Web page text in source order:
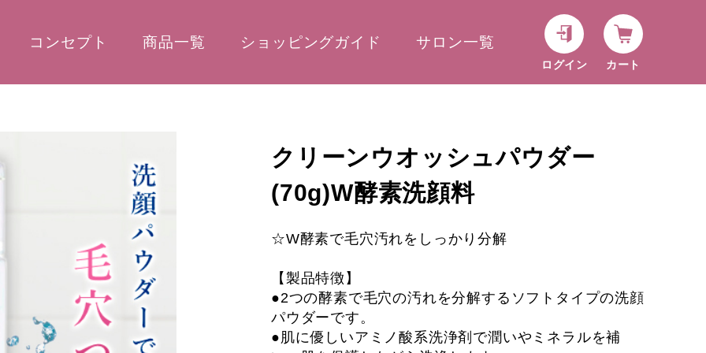
コンセプト 商品一覧 ショッピングガイド サロン一覧
ログイン カート
クリーンウオッシュパウダー
(70g)W酵素洗顔料
☆W酵素で毛穴汚れをしっかり分解
【製品特徴】
●2つの酵素で毛穴の汚れを分解するソフトタイプの洗顔
パウダーです。
●肌に優しいアミノ酸系洗浄剤で潤いやミネラルを補